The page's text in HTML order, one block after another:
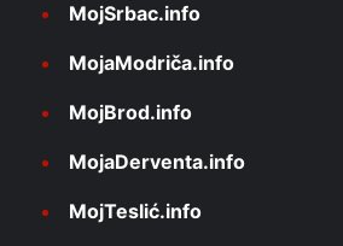
MojSrbac.info
MojaModriča.info
MojBrod.info
MojaDerventa.info
MojTeslić.info